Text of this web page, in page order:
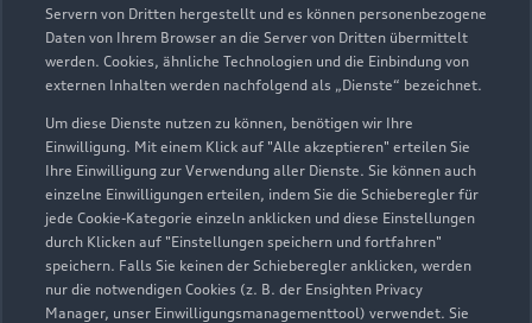
Servern von Dritten hergestellt und es können personenbezogene
Daten von Ihrem Browser an die Server von Dritten übermittelt
werden. Cookies, ähnliche Technologien und die Einbindung von
externen Inhalten werden nachfolgend als „Dienste“ bezeichnet.
Um diese Dienste nutzen zu können, benötigen wir Ihre
Einwilligung. Mit einem Klick auf "Alle akzeptieren" erteilen Sie
Ihre Einwilligung zur Verwendung aller Dienste. Sie können auch
einzelne Einwilligungen erteilen, indem Sie die Schieberegler für
jede Cookie-Kategorie einzeln anklicken und diese Einstellungen
durch Klicken auf "Einstellungen speichern und fortfahren"
speichern. Falls Sie keinen der Schieberegler anklicken, werden
nur die notwendigen Cookies (z. B. der Ensighten Privacy
Manager, unser Einwilligungsmanagementtool) verwendet. Sie
Audi Pflegemitteltasche
Sommer
Damit Ihr Audi auch im Sommer glänzt: die
passende Pflege in einer Tasche.